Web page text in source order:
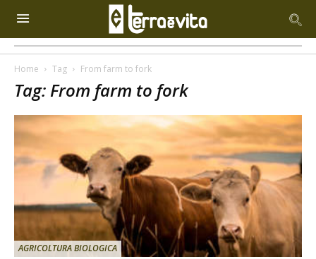
Home Tag From farm to fork
Tag: From farm to fork
AGRICOLTURA BIOLOGICA